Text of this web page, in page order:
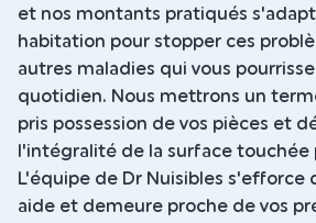
et nos montants pratiqués
habitation pour stopper ces
autres maladies qui vous
quotidien. Nous mettrons un
pris possession de vos pièces et
l'intégralité de la surface touchée
L'équipe de Dr Nuisibles s'efforce
aide et demeure proche de vos